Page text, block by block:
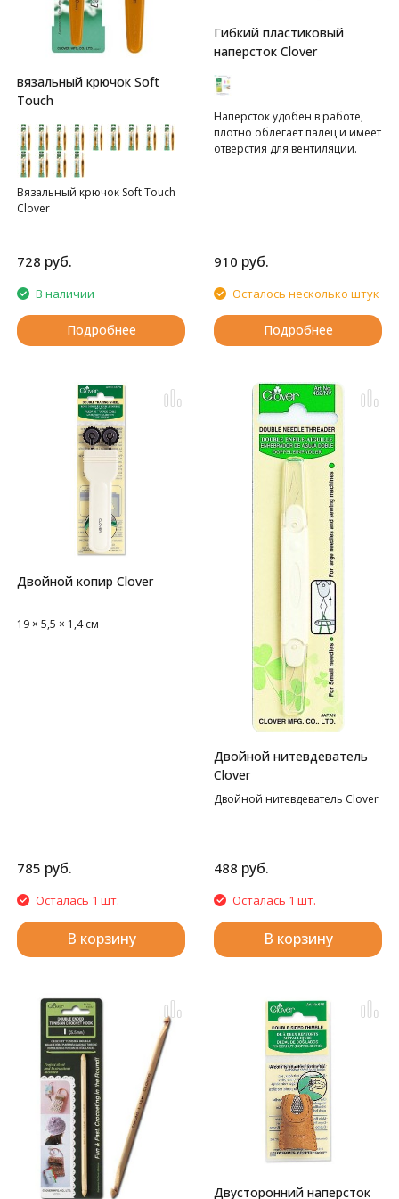
вязальный крючок Soft
Touch
Вязальный крючок Soft Touch
Clover
728 руб.
В наличии
Подробнее
Гибкий пластиковый
наперсток Clover
Наперсток удобен в работе,
плотно облегает палец и имеет
отверстия для вентиляции.
910 руб.
Осталось несколько штук
Подробнее
Двойной копир Clover
19 × 5,5 × 1,4 см
785 руб.
Осталась 1 шт.
В корзину
Двойной нитевдеватель
Clover
Двойной нитевдеватель Clover
488 руб.
Осталась 1 шт.
В корзину
Двусторонний наперсток